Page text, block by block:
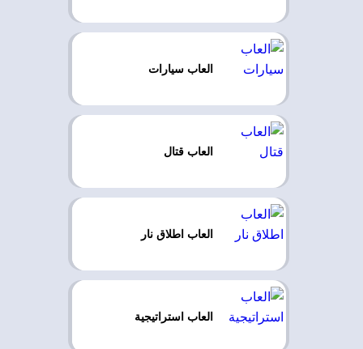
العاب سيارات
العاب قتال
العاب اطلاق نار
العاب استراتيجية